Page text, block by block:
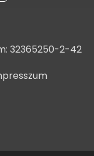
32365250-2-42